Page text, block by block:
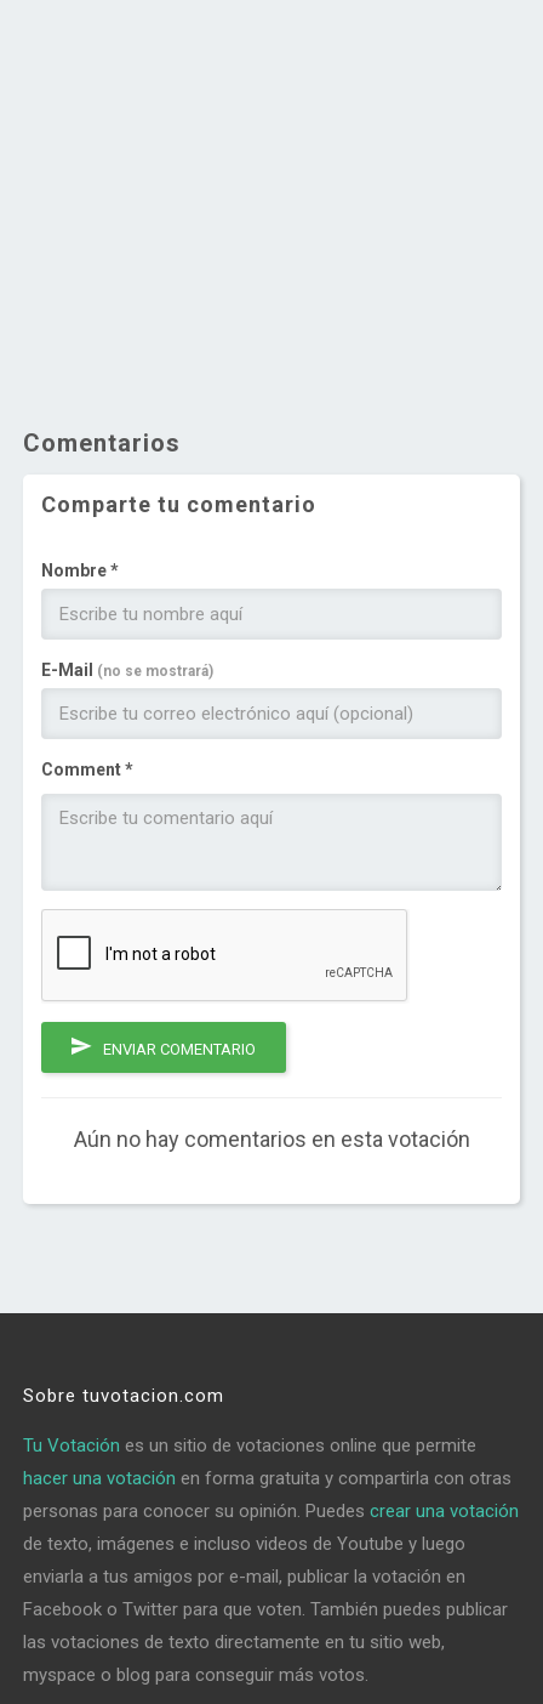
Comentarios
Comparte tu comentario
Nombre *
E-Mail (no se mostrará)
Comment *
ENVIAR COMENTARIO
Aún no hay comentarios en esta votación
Sobre tuvotacion.com
Tu Votación es un sitio de votaciones online que permite
hacer una votación en forma gratuita y compartirla con otras
personas para conocer su opinión. Puedescrear una votación
de texto, imágenes e incluso videos de Youtube y luego
enviarla a tus amigos por e-mail, publicar la votación en
Facebook o Twitter para que voten. También puedes publicar
las votaciones de texto directamente en tu sitio web,
myspace o blog para conseguir más votos.